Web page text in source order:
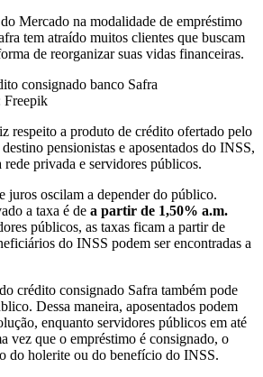
Mercado na modalidade de empréstimo
tem atraído muitos clientes que buscam
de reorganizar suas vidas financeiras.
Freepik
respeito a produto de crédito ofertado pelo
pensionistas e aposentados do INSS,
privada e servidores públicos.
juros oscilam a depender do público.
a taxa é de a partir de 1,50% a.m.
públicos, as taxas ficam a partir de
do INSS podem ser encontradas a
crédito consignado Safra também pode
Dessa maneira, aposentados podem
enquanto servidores públicos em até
vez que o empréstimo é consignado, o
do holerite ou do benefício do INSS.